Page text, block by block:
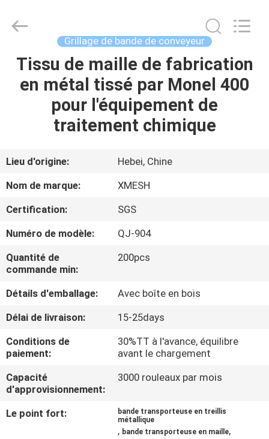
MAISON
PRODUITS
AU
SUJET
DE
VISITE
CONTRÔLE
DE
QUALITÉ
CONTACTEZ-
NOUS
Mesh
Reserved.
Grillage de bande de conveyeur
Tissu de maille de fabrication
en métal tissé par Monel 400
pour l'équipement de
traitement chimique
Lieu d'origine:
Hebei, Chine
Nom de marque:
XMESH
Certification:
SGS
Numéro de modèle:
QJ-904
Quantité de
commande min:
200pcs
Détails d'emballage:
Avec boîte en bois
Délai de livraison:
15-25days
Conditions de
paiement:
30%TT à l'avance, équilibre
avant le chargement
Capacité
d'approvisionnement:
3000 rouleaux par mois
Le point fort:
bande transporteuse en treillis
métallique
, bande transporteuse en maille,